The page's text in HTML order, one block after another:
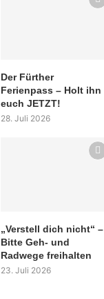
Der Fürther
Ferienpass – Holt ihn
euch JETZT!
28. Juli 2026
„Verstell dich nicht“ –
Bitte Geh- und
Radwege freihalten
23. Juli 2026